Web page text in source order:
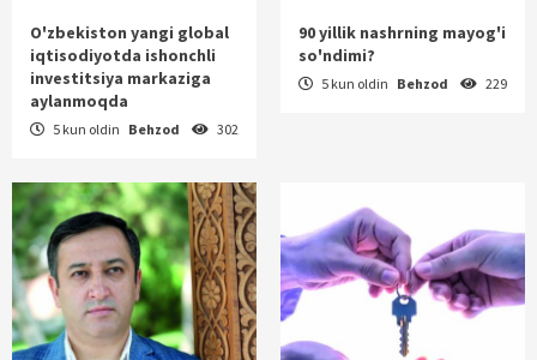
O'zbekiston yangi global
iqtisodiyotda ishonchli
investitsiya markaziga
aylanmoqda
5 kun oldin Behzod 302
90 yillik nashrning mayog'i
so'ndimi?
5 kun oldin Behzod 229